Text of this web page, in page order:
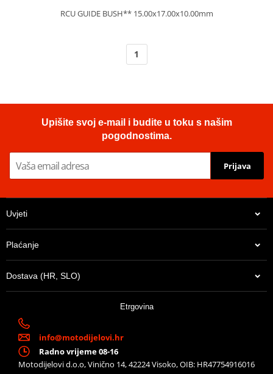
RCU GUIDE BUSH** 15.00x17.00x10.00mm
1
Upišite svoj e-mail i budite u toku s našim
pogodnostima.
Prijava
Uvjeti
Plaćanje
Dostava (HR, SLO)
Etrgovina
info@motodijelovi.hr
Radno vrijeme 08-16
Motodijelovi d.o.o, Vinično 14, 42224 Visoko, OIB: HR47754916016